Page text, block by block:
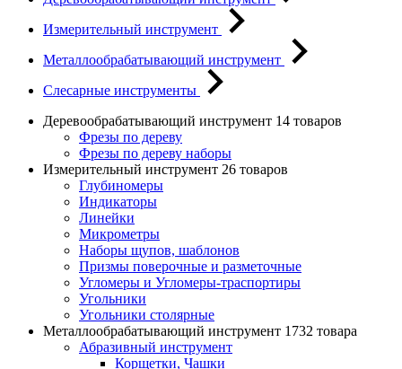
Измерительный инструмент
Металлообрабатывающий инструмент
Слесарные инструменты
Деревообрабатывающий инструмент 14 товаров
Фрезы по дереву
Фрезы по дереву наборы
Измерительный инструмент 26 товаров
Глубиномеры
Индикаторы
Линейки
Микрометры
Наборы щупов, шаблонов
Призмы поверочные и разметочные
Угломеры и Угломеры-траспортиры
Угольники
Угольники столярные
Металлообрабатывающий инструмент 1732 товара
Абразивный инструмент
Корщетки, Чашки